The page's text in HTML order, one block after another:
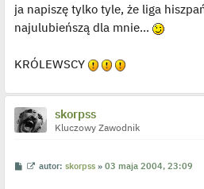
w
i
e
p
o
d
y
n
c
o
ja napiszę tylko tyle, że liga
najulubieńszą dla mnie...
KRÓLEWSCY
skorpss
Kluczowy Zawodnik
P
W
autor:skorpss »03 maja 2004, 23:09